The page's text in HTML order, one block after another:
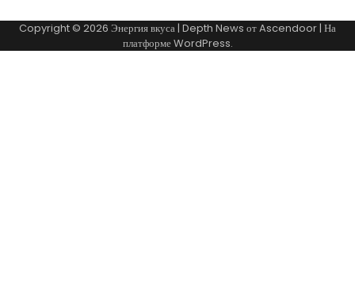
Copyright © 2026 Энергия вкуса | Depth News отAscendoor | На
платформеWordPress.